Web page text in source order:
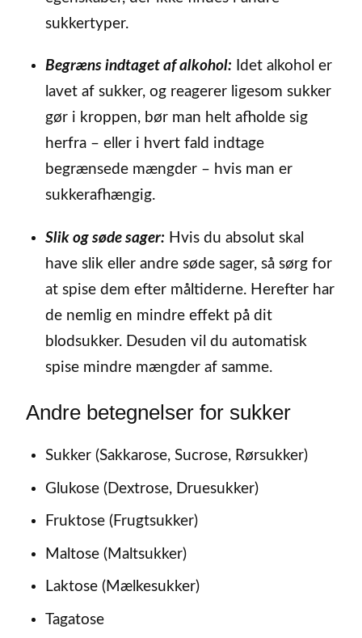
sukkertyper.
Begræns indtaget af alkohol: Idet alkohol er
lavet af sukker, og reagerer ligesom sukker
gør i kroppen, bør man helt afholde sig
herfra – eller i hvert fald indtage
begrænsede mængder – hvis man er
sukkerafhængig.
Slik og søde sager: Hvis du absolut skal
have slik eller andre søde sager, så sørg for
at spise dem efter måltiderne. Herefter har
de nemlig en mindre effekt på dit
blodsukker. Desuden vil du automatisk
spise mindre mængder af samme.
Andre betegnelser for sukker
Sukker (Sakkarose, Sucrose, Rørsukker)
Glukose (Dextrose, Druesukker)
Fruktose (Frugtsukker)
Maltose (Maltsukker)
Laktose (Mælkesukker)
Tagatose